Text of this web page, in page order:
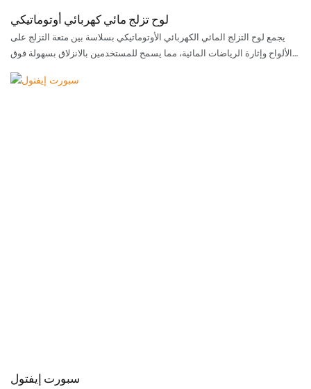
لوح تزلج مائي كهربائي أوتوماتيكي
يجمع لوح التزلج المائي الكهربائي الأوتوماتيكي بسلاسة بين متعة التزلج على
الألواح وإثارة الرياضات المائية، مما يسمح للمستخدمين بالانزلاق بسهولة فوق
مبهجة، حيث يُمكّن المستخدمين من استكشاف الماء بسرعة وخفة حركة مع
سبورت إيفتول